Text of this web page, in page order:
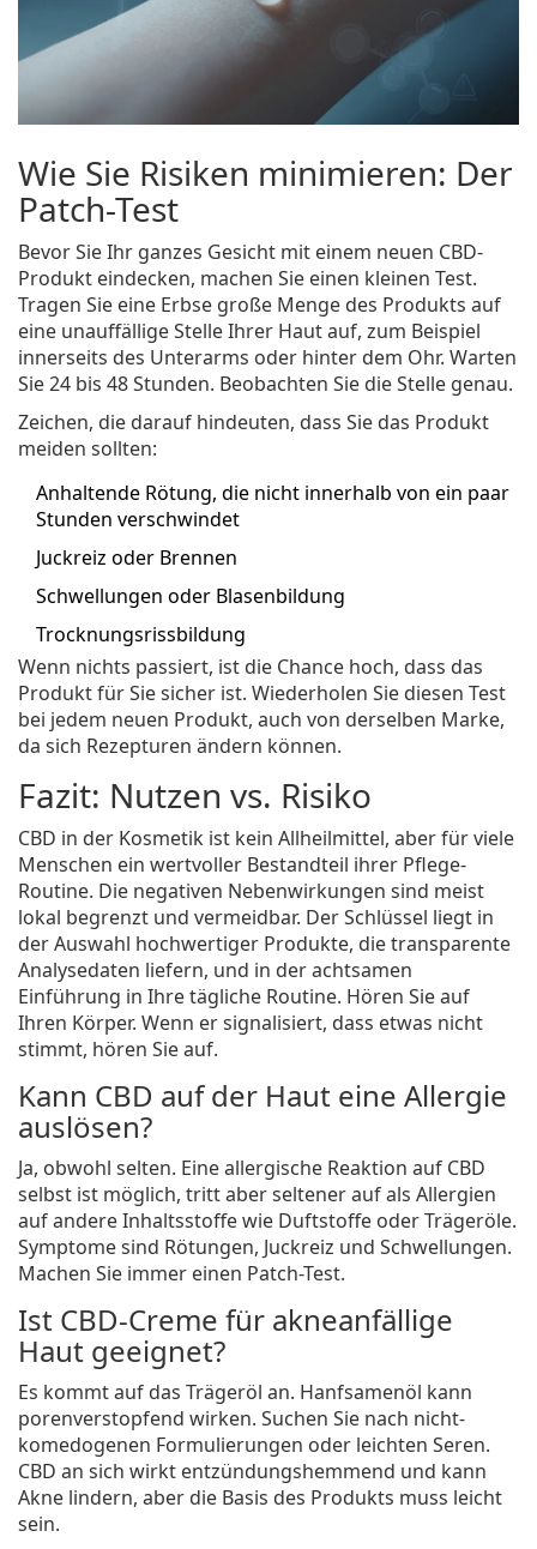
Wie Sie Risiken minimieren: Der
Patch-Test
Bevor Sie Ihr ganzes Gesicht mit einem neuen CBD-
Produkt eindecken, machen Sie einen kleinen Test.
Tragen Sie eine Erbse große Menge des Produkts auf
eine unauffällige Stelle Ihrer Haut auf, zum Beispiel
innerseits des Unterarms oder hinter dem Ohr. Warten
Sie 24 bis 48 Stunden. Beobachten Sie die Stelle genau.
Zeichen, die darauf hindeuten, dass Sie das Produkt
meiden sollten:
Anhaltende Rötung, die nicht innerhalb von ein paar
Stunden verschwindet
Juckreiz oder Brennen
Schwellungen oder Blasenbildung
Trocknungsrissbildung
Wenn nichts passiert, ist die Chance hoch, dass das
Produkt für Sie sicher ist. Wiederholen Sie diesen Test
bei jedem neuen Produkt, auch von derselben Marke,
da sich Rezepturen ändern können.
Fazit: Nutzen vs. Risiko
CBD in der Kosmetik ist kein Allheilmittel, aber für viele
Menschen ein wertvoller Bestandteil ihrer Pflege-
Routine. Die negativen Nebenwirkungen sind meist
lokal begrenzt und vermeidbar. Der Schlüssel liegt in
der Auswahl hochwertiger Produkte, die transparente
Analysedaten liefern, und in der achtsamen
Einführung in Ihre tägliche Routine. Hören Sie auf
Ihren Körper. Wenn er signalisiert, dass etwas nicht
stimmt, hören Sie auf.
Kann CBD auf der Haut eine Allergie
auslösen?
Ja, obwohl selten. Eine allergische Reaktion auf CBD
selbst ist möglich, tritt aber seltener auf als Allergien
auf andere Inhaltsstoffe wie Duftstoffe oder Trägeröle.
Symptome sind Rötungen, Juckreiz und Schwellungen.
Machen Sie immer einen Patch-Test.
Ist CBD-Creme für akneanfällige
Haut geeignet?
Es kommt auf das Trägeröl an. Hanfsamenöl kann
porenverstopfend wirken. Suchen Sie nach nicht-
komedogenen Formulierungen oder leichten Seren.
CBD an sich wirkt entzündungshemmend und kann
Akne lindern, aber die Basis des Produkts muss leicht
sein.